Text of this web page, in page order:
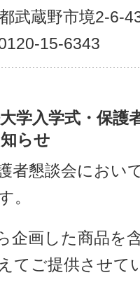
武蔵野市境2-6-
15-6343
学入学式・保
らせ
者懇談会におい
。
企画した商品を
てご提供させて